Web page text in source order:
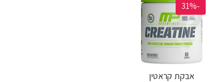
-31%
אבקת קראטין